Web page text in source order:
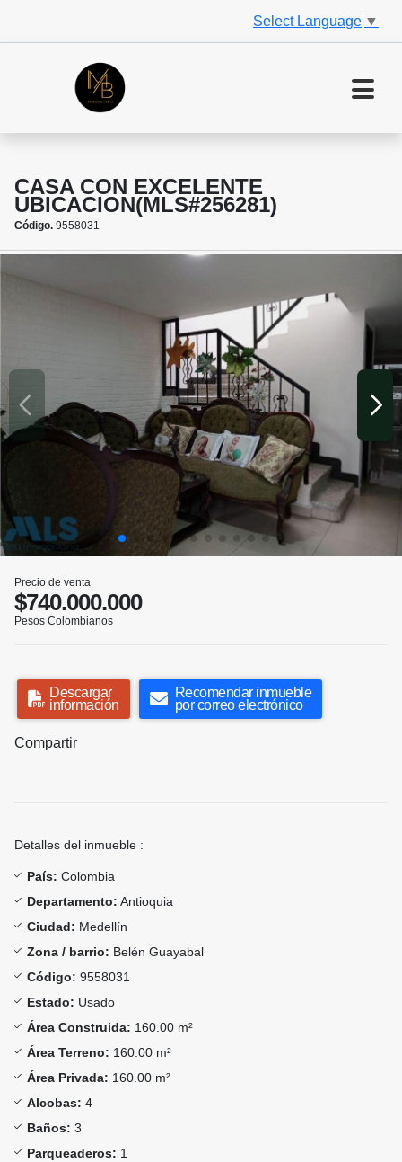
Select Language ▼
CASA CON EXCELENTE
UBICACION(MLS#256281)
Código. 9558031
Precio de venta
$740.000.000
Pesos Colombianos
Descargar
información
Recomendar inmueble
por correo electrónico
Compartir
Detalles del inmueble :
País: Colombia
Departamento: Antioquia
Ciudad: Medellín
Zona / barrio: Belén Guayabal
Código: 9558031
Estado: Usado
Área Construida: 160.00 m²
Área Terreno: 160.00 m²
Área Privada: 160.00 m²
Alcobas: 4
Baños: 3
Parqueaderos: 1